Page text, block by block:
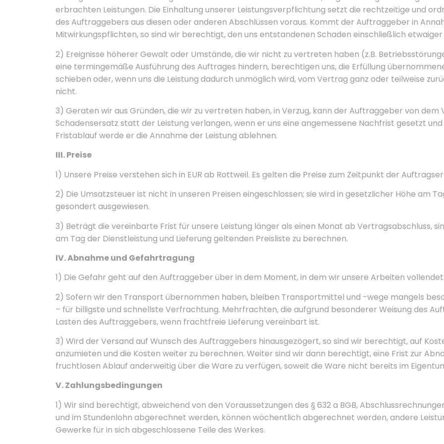
erbrachten Leistungen. Die Einhaltung unserer Leistungsverpflichtung setzt die rechtzeitige und
des Auftraggebers aus diesen oder anderen Abschlüssen voraus. Kommt der Auftraggeber in
Mitwirkungspflichten, so sind wir berechtigt, den uns entstandenen Schaden einschließlich
2) Ereignisse höherer Gewalt oder Umstände, die wir nicht zu vertreten haben (z.B.
eine termingemäße Ausführung des Auftrages hindern, berechtigen uns, die Erfüllung
schieben oder, wenn uns die Leistung dadurch unmöglich wird, vom Vertrag ganz oder teilweise
nicht.
3) Geraten wir aus Gründen, die wir zu vertreten haben, in Verzug, kann der Auftraggeber von
Schadensersatz statt der Leistung verlangen, wenn er uns eine angemessene Nachfrist gesetzt
Fristablauf werde er die Annahme der Leistung ablehnen.
III. Preise
1) Unsere Preise verstehen sich in EUR ab Rottweil. Es gelten die Preise zum Zeitpunkt der
2) Die Umsatzsteuer ist nicht in unseren Preisen eingeschlossen; sie wird in gesetzlicher Höhe am
gesondert ausgewiesen.
3) Beträgt die vereinbarte Frist für unsere Leistung länger als einen Monat ab Vertragsabschluss,
am Tag der Dienstleistung und Lieferung geltenden Preisliste zu berechnen.
IV. Abnahme und Gefahrtragung
1) Die Gefahr geht auf den Auftraggeber über in dem Moment, in dem wir unsere Arbeiten
2) Sofern wir den Transport übernommen haben, bleiben Transportmittel und -wege mangels
– für billigste und schnellste Verfrachtung. Mehrfrachten, die aufgrund besonderer Weisung des
Lasten des Auftraggebers, wenn frachtfreie Lieferung vereinbart ist.
3) Wird der Versand auf Wunsch des Auftraggebers hinausgezögert, so sind wir berechtigt, auf
anzumieten und die Kosten weiter zu berechnen. Weiter sind wir dann berechtigt, eine Frist zur
fruchtlosen Ablauf anderweitig über die Ware zu verfügen, soweit die Ware nicht bereits im
V. Zahlungsbedingungen
1) Wir sind berechtigt, abweichend von den Voraussetzungen des § 632 a BGB,
und im Stundenlohn abgerechnet werden, können wöchentlich abgerechnet werden, andere
Gewerke für in sich abgeschlossene Teile des Werkes.